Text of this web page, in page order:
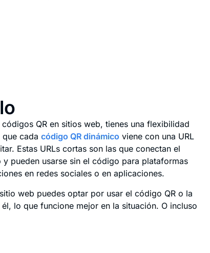
QR en sitios web, tienes una flexibilidad
que cada código QR dinámico viene con una URL
Estas URLs cortas son las que conectan el
pueden usarse sin el código para plataformas
en redes sociales o en aplicaciones.
web puedes optar por usar el código QR o la
lo que funcione mejor en la situación. O incluso